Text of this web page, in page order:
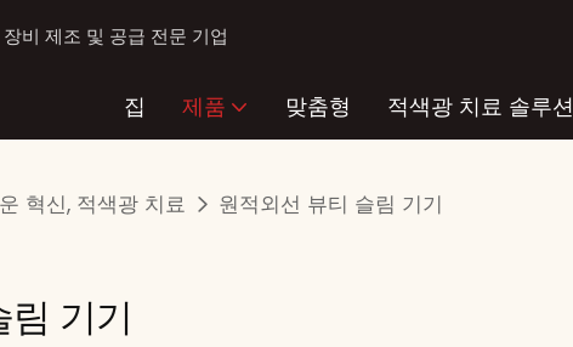
비 제조 및 공급 전문 기업
집 제품 맞춤형 적색광 치료 솔루션
혁신, 적색광 치료 원적외선 뷰티 슬림 기기
기기